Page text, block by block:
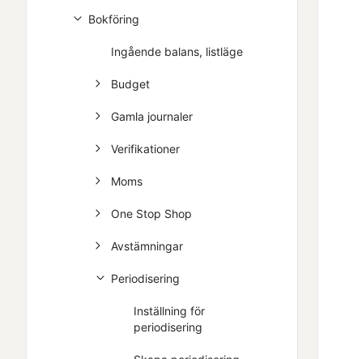
Bokföring
Ingående balans, listläge
Budget
Gamla journaler
Verifikationer
Moms
One Stop Shop
Avstämningar
Periodisering
Inställning för
periodisering